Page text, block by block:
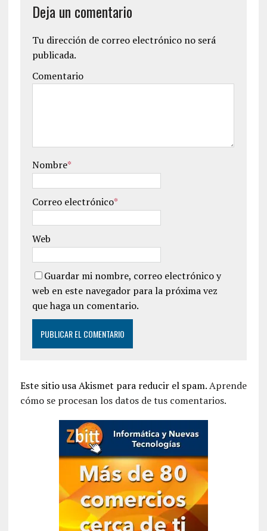
Deja un comentario
Tu dirección de correo electrónico no será
publicada.
Comentario
Nombre*
Correo electrónico*
Web
Guardar mi nombre, correo electrónico y
web en este navegador para la próxima vez
que haga un comentario.
Este sitio usa Akismet para reducir el spam.Aprende
cómo se procesan los datos de tus comentarios.